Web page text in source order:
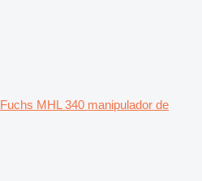
Fuchs MHL 340 manipulador de